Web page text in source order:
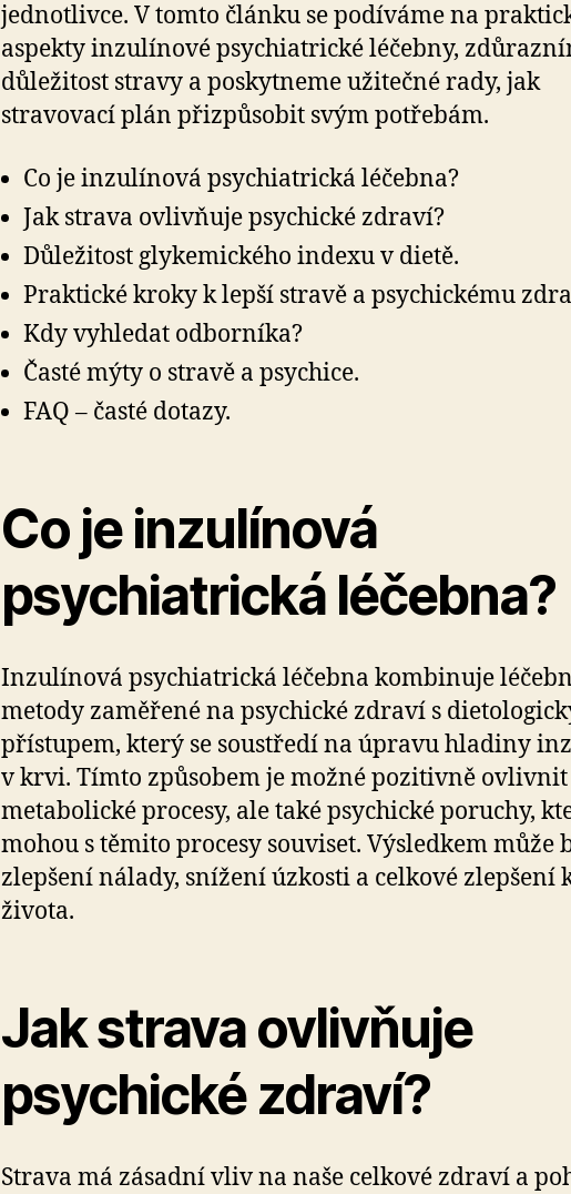
jednotlivce. V tomto článku se podíváme na
aspekty inzulínové psychiatrické léčebny,
důležitost stravy a poskytneme užitečné rady, jak
stravovací plán přizpůsobit svým potřebám.
Co je inzulínová psychiatrická léčebna?
Jak strava ovlivňuje psychické zdraví?
Důležitost glykemického indexu v dietě.
Praktické kroky k lepší stravě a psychickému
Kdy vyhledat odborníka?
Časté mýty o stravě a psychice.
FAQ – časté dotazy.
Co je inzulínová
psychiatrická léčebna?
Inzulínová psychiatrická léčebna kombinuje
metody zaměřené na psychické zdraví s
přístupem, který se soustředí na úpravu hladiny
v krvi. Tímto způsobem je možné pozitivně
metabolické procesy, ale také psychické poruchy,
mohou s těmito procesy souviset. Výsledkem může
zlepšení nálady, snížení úzkosti a celkové zlepšení
života.
Jak strava ovlivňuje
psychické zdraví?
Strava má zásadní vliv na naše celkové zdraví a